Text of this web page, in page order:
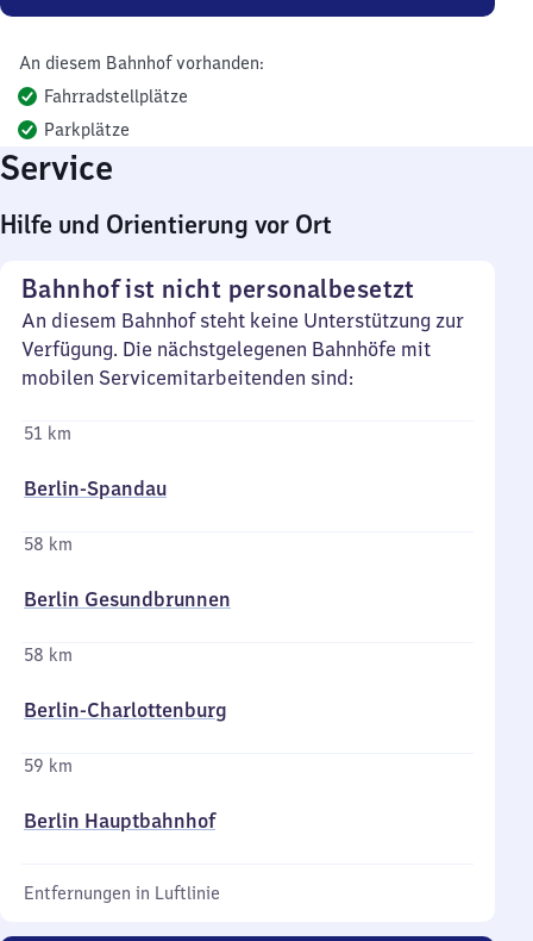
An diesem Bahnhof vorhanden:
Fahrradstellplätze
Parkplätze
Service
Hilfe und Orientierung vor Ort
Bahnhof ist nicht personalbesetzt
An diesem Bahnhof steht keine Unterstützung zur
Verfügung. Die nächstgelegenen Bahnhöfe mit
mobilen Servicemitarbeitenden sind:
51 km
Berlin-Spandau
58 km
Berlin Gesundbrunnen
58 km
Berlin-Charlottenburg
59 km
Berlin Hauptbahnhof
Entfernungen in Luftlinie